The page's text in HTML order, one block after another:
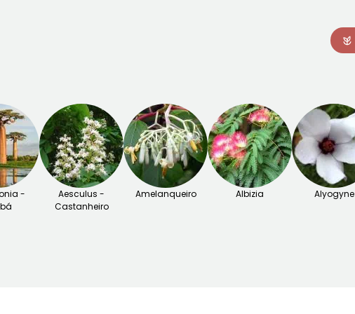
-
Aesculus -
Castanheiro
Amelanqueiro Albizia Alyogyne